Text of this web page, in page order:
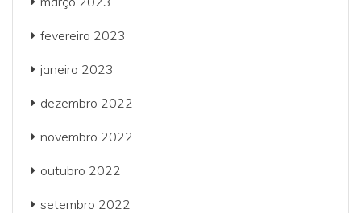
fevereiro 2023
janeiro 2023
dezembro 2022
novembro 2022
outubro 2022
setembro 2022